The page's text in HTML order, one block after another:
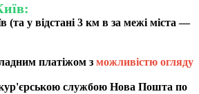
у відстані 3 км в за межі міста —
платіжом з можливістю огляду
службою Нова Пошта по